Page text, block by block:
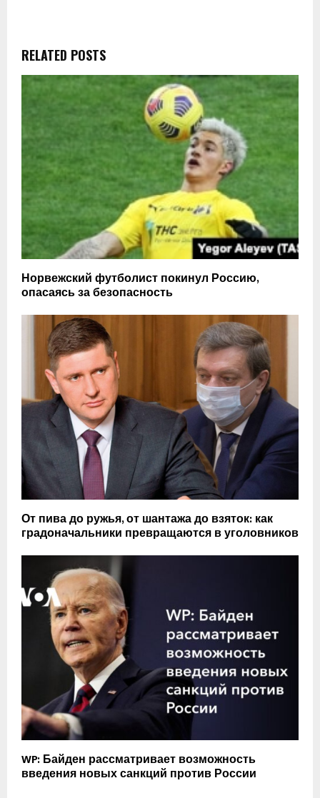
RELATED POSTS
Норвежский футболист покинул Россию,
опасаясь за безопасность
От пива до ружья, от шантажа до взяток: как
градоначальники превращаются в уголовников
WP: Байден рассматривает возможность
введения новых санкций против России